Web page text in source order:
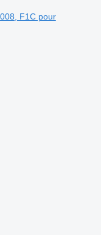
F1C pour